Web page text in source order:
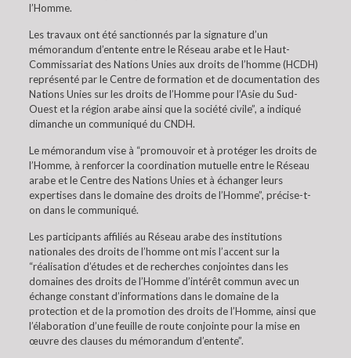
l’Homme.
Les travaux ont été sanctionnés par la signature d’un
mémorandum d’entente entre le Réseau arabe et le Haut-
Commissariat des Nations Unies aux droits de l’homme (HCDH)
représenté par le Centre de formation et de documentation des
Nations Unies sur les droits de l’Homme pour l’Asie du Sud-
Ouest et la région arabe ainsi que la société civile”, a indiqué
dimanche un communiqué du CNDH.
Le mémorandum vise à “promouvoir et à protéger les droits de
l’Homme, à renforcer la coordination mutuelle entre le Réseau
arabe et le Centre des Nations Unies et à échanger leurs
expertises dans le domaine des droits de l’Homme”, précise-t-
on dans le communiqué.
Les participants affiliés au Réseau arabe des institutions
nationales des droits de l’homme ont mis l’accent sur la
“réalisation d’études et de recherches conjointes dans les
domaines des droits de l’Homme d’intérêt commun avec un
échange constant d’informations dans le domaine de la
protection et de la promotion des droits de l’Homme, ainsi que
l’élaboration d’une feuille de route conjointe pour la mise en
œuvre des clauses du mémorandum d’entente”.